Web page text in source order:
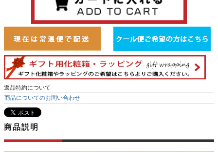
返品特約について
商品についてのお問い合わせ
商品説明